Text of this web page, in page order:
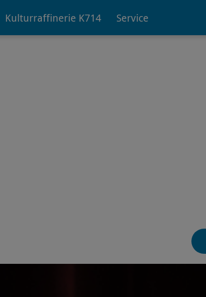
Kulturraffinerie K714 Service